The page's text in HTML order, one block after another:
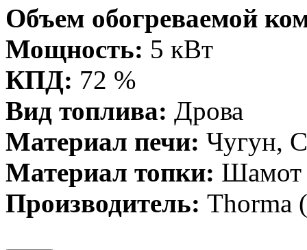
Объем обогреваемой
Мощность: 5 кВт
КПД: 72 %
Вид топлива: Дрова
Материал печи: Чугун,
Материал топки: Шамот
Производитель: Thorma